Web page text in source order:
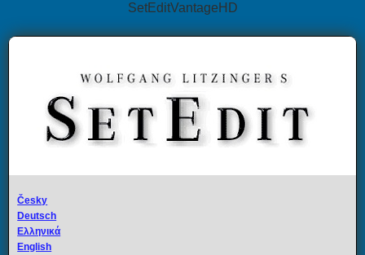
SetEditVantageHD
Česky
Deutsch
Ελληνικά
English